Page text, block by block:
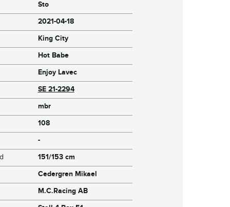
Sto
2021-04-18
King City
Hot Babe
Enjoy Lavec
SE 21-2294
mbr
108
-
151/153 cm
Cedergren Mikael
M.C.Racing AB